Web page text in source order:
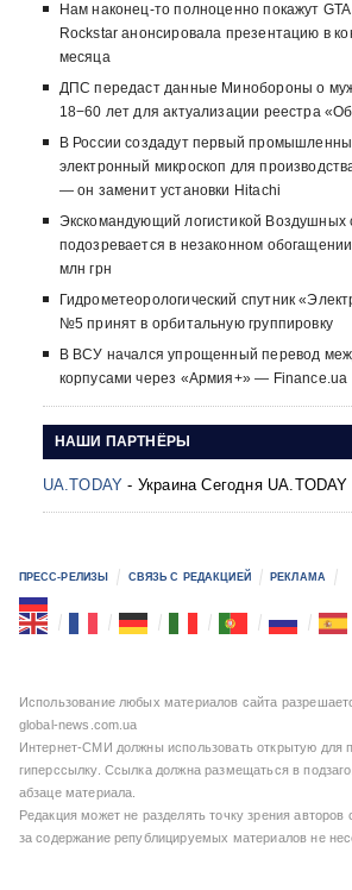
Нам наконец-то полноценно покажут
Rockstar анонсировала презентацию в
месяца
ДПС передаст данные Минобороны о
18−60 лет для актуализации реестра
В России создадут первый
электронный микроскоп для
— он заменит установки Hitachi
Экскомандующий логистикой Воздушных
подозревается в незаконном
млн грн
Гидрометеорологический спутник
№5 принят в орбитальную группировку
В ВСУ начался упрощенный перевод
корпусами через «Армия+» — Finance.ua
НАШИ ПАРТНЁРЫ
UA.TODAY - Украина Сегодня UA.TODAY
ПРЕСС-РЕЛИЗЫ СВЯЗЬ С РЕДАКЦИЕЙ РЕКЛАМА
Использование любых материалов сайта
global-news.com.ua
Интернет-СМИ должны использовать открытую для
гиперссылку. Ссылка должна размещаться в
абзаце материала.
Редакция может не разделять точку зрения авторов
за содержание републицируемых материалов не